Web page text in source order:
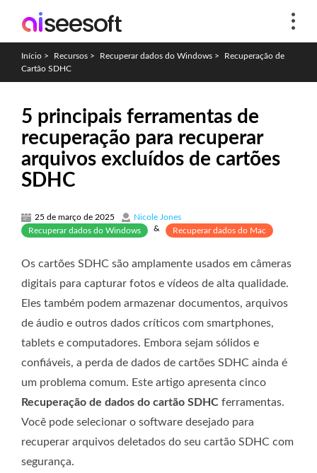
Início > Recursos > Recuperar dados do Windows >
Recuperação de
Cartão SDHC
5 principais ferramentas de
recuperação para recuperar
arquivos excluídos de cartões
SDHC
25 de março de 2025
Nicole Jones
Recuperar dados do Windows
& Recuperar dados do Mac
Os cartões SDHC são amplamente usados ​​em câmeras
digitais para capturar fotos e vídeos de alta qualidade.
Eles também podem armazenar documentos, arquivos
de áudio e outros dados críticos com smartphones,
tablets e computadores. Embora sejam sólidos e
confiáveis, a perda de dados de cartões SDHC ainda é
um problema comum. Este artigo apresenta cinco
Recuperação de dados do cartão SDHC ferramentas.
Você pode selecionar o software desejado para
recuperar arquivos deletados do seu cartão SDHC com
segurança.